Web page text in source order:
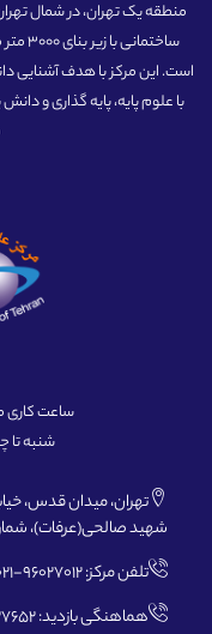
است. این مرکز با هدف آشنایی
با علوم پایه، پایه گذاری و
ساعت کاری
شنبه تا
تهران، میدان قدس،
شهید صالحی(عرفات)، شماره
تلفن مرکز: 96027012-021
هماهنگی بازدید: 96027652-021